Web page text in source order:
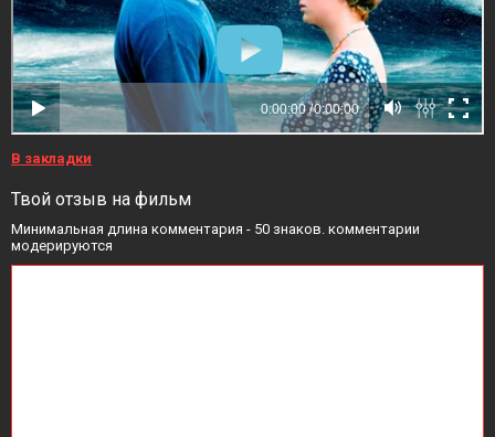
В закладки
Твой отзыв на фильм
Минимальная длина комментария - 50 знаков. комментарии
модерируются